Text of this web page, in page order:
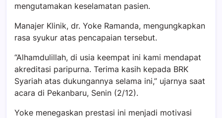
mengutamakan keselamatan pasien.
Manajer Klinik, dr. Yoke Ramanda, mengungkapkan
rasa syukur atas pencapaian tersebut.
“Alhamdulillah, di usia keempat ini kami mendapat
akreditasi paripurna. Terima kasih kepada BRK
Syariah atas dukungannya selama ini,” ujarnya saat
acara di Pekanbaru, Senin (2/12).
Yoke menegaskan prestasi ini menjadi motivasi